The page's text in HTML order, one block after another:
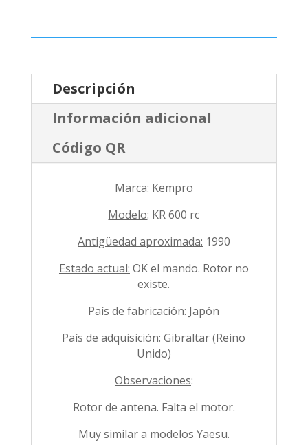
Descripción
Información adicional
Código QR
Marca: Kempro
Modelo: KR 600 rc
Antigüedad aproximada: 1990
Estado actual: OK el mando. Rotor no
existe.
País de fabricación: Japón
País de adquisición: Gibraltar (Reino
Unido)
Observaciones:
Rotor de antena. Falta el motor.
Muy similar a modelos Yaesu.